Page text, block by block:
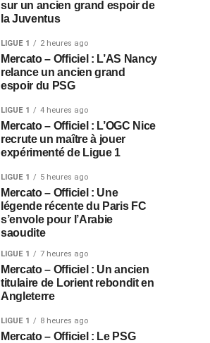
sur un ancien grand espoir de
la Juventus
LIGUE 1 2 heures ago
Mercato – Officiel : L’AS Nancy
relance un ancien grand
espoir du PSG
LIGUE 1 4 heures ago
Mercato – Officiel : L’OGC Nice
recrute un maître à jouer
expérimenté de Ligue 1
LIGUE 1 5 heures ago
Mercato – Officiel : Une
légende récente du Paris FC
s’envole pour l’Arabie
saoudite
LIGUE 1 7 heures ago
Mercato – Officiel : Un ancien
titulaire de Lorient rebondit en
Angleterre
LIGUE 1 8 heures ago
Mercato – Officiel : Le PSG